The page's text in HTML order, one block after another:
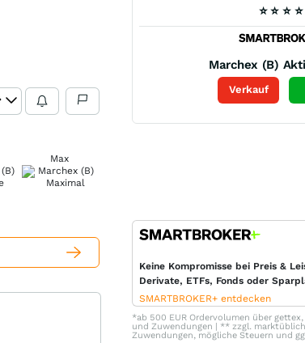
Max
⭐ ⭐ ⭐ ⭐
Marchex (B)
Verkauf
Keine Kompromisse bei Preis &
Derivate, ETFs, Fonds oder
SMARTBROKER+ entdecken
*ab 500 EUR Ordervolumen über
und Zuwendungen | ** zzgl.
Zuwendungen, mögliche Steuern und